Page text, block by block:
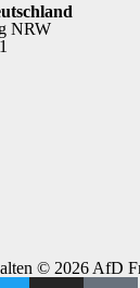
NRW
© 2026 AfD